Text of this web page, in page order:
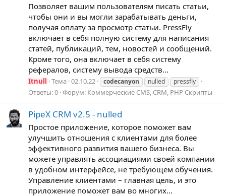
Позволяет вашим пользователям писать статьи,
чтобы они и вы могли зарабатывать деньги,
получая оплату за просмотр статьи. PressFly
включает в себя полную систему для написания
статей, публикаций, тем, новостей и сообщений.
Кроме того, она включает в себя систему
рефералов, систему вывода средств...
Itnull Тема 02.10.22 codecanyon nulled pressfly
Ответы: 0 Форум: Коммерческие CMS, CRM, PHP Скрипты
PipeX CRM v2.5 - nulled
Простое приложение, которое поможет вам
улучшить отношения с клиентами для более
эффективного развития вашего бизнеса. Вы
можете управлять ассоциациями своей компании
в удобном интерфейсе, не требующем обучения.
Управление клиентами – главная цель, и это
приложение поможет вам во многих...